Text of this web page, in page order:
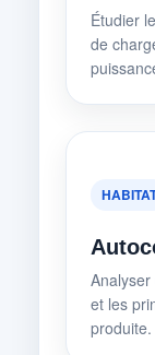
Étudier
de
Analyser
et les
produite.